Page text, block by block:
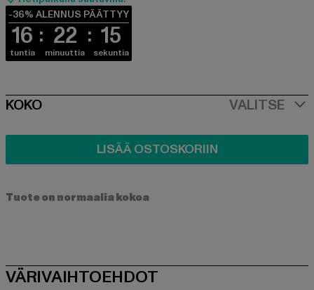
-36% ALENNUS PÄÄTTYY
16
tuntia
22
minuuttia
15
sekuntia
SIZE
KOKO VALITSE
LISÄÄ OSTOSKORIIN
Tuote on normaalia kokoa
VÄRIVAIHTOEHDOT